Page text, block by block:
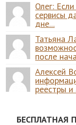
Олег:
сервисы
дне...
Татьяна
после
Алексей
реестры
БЕСПЛАТНАЯ